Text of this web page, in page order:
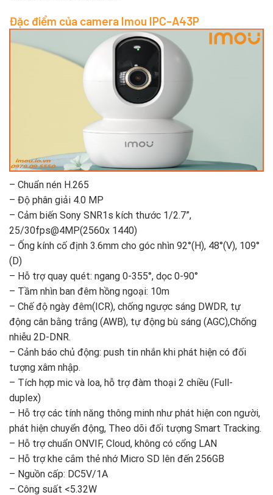
Đặc điểm của camera Imou IPC-A43P
– Chuẩn nén H.265
– Độ phân giải 4.0 MP
– Cảm biến Sony SNR1s kích thước 1/2.7”,
25/30fps@4MP(2560x 1440)
– Ống kính cố định 3.6mm cho góc nhìn 92°(H), 48°(V), 109°
(D)
– Hỗ trợ quay quét: ngang 0-355°, dọc 0-90°
– Tầm nhìn ban đêm hồng ngoại: 10m
– Chế độ ngày đêm(ICR), chống ngược sáng DWDR, tự
động cân bằng trắng (AWB), tự động bù sáng (AGC),Chống
nhiễu 2D-DNR.
– Cảnh báo chủ động: push tin nhắn khi phát hiện có đối
tượng xâm nhập.
– Tích hợp mic và loa, hỗ trợ đàm thoại 2 chiều (Full-
duplex)
– Hỗ trợ các tính năng thông minh như phát hiện con người,
phát hiện chuyển động, Theo dõi đối tượng Smart Tracking.
– Hỗ trợ chuẩn ONVIF, Cloud, không có cổng LAN
– Hỗ trợ khe cắm thẻ nhớ Micro SD lên đến 256GB
– Nguồn cấp: DC5V/1A
– Công suất <5.32W